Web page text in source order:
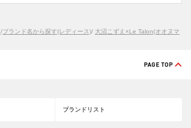
/ブランド名から探す(レディース)/ 大沼こずえ×Le Talon(オオヌマ
ブランドリスト